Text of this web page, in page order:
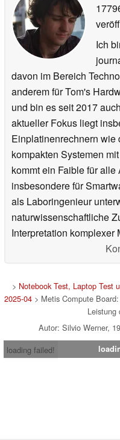
Ich
davon im Bereich
anderem für Tom's
und bin es seit 2017
aktueller Fokus liegt
Einplatinenrechnern wie
kompakten Systemen
kommt ein Faible für
insbesondere für
als Laboringenieur
naturwissenschaftliche
Interpretation komplexer
> Notebook Test, Laptop Test
2025-04 > Metis Compute
Leistung
Autor: Silvio Werner,
loading failed!